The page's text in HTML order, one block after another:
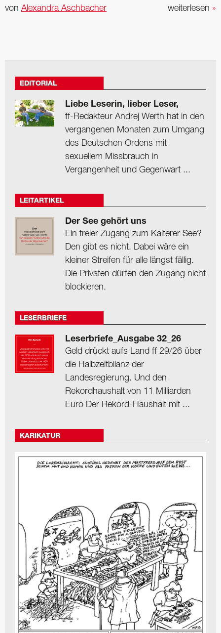
weiterlesen »
von Alexandra Aschbacher
EDITORIAL
Liebe Leserin, lieber Leser,
ff-Redakteur Andrej Werth hat in den
vergangenen Monaten zum Umgang
des Deutschen Ordens mit
sexuellem Missbrauch in
Vergangenheit und Gegenwart ...
LEITARTIKEL
Der See gehört uns
Ein freier Zugang zum Kalterer See?
Den gibt es nicht. Dabei wäre ein
kleiner Streifen für alle längst fällig.
Die Privaten dürfen den Zugang nicht
blockieren.
LESERBRIEFE
Leserbriefe_Ausgabe 32_26
Geld drückt aufs Land ff 29/26 über
die Halbzeitbilanz der
Landesregierung. Und den
Rekordhaushalt von 11 Milliarden
Euro Der Rekord-Haushalt mit ...
KARIKATUR